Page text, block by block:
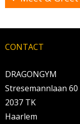
CONTACT
DRAGONGYM
Stresemannlaan 60
2037 TK
Haarlem